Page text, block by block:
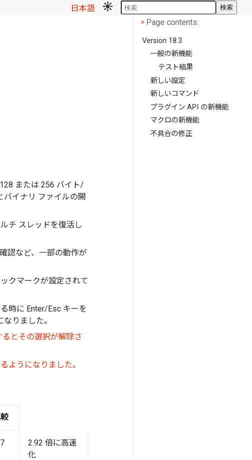
日本語 検索
または 256 バイト/
イナリ ファイルの開
チ スレッドを復活し
認など、一部の動作が
クマークが設定されて
時に Enter/Esc キーを
りました。
とその選択が解除さ
ようになりました。
2.92 倍に高速
化
< Page contents
> Page contents:
Version 18.3
一般の新機能
テスト結果
新しい設定
新しいコマンド
プラグイン API の新機能
マクロの新機能
不具合の修正